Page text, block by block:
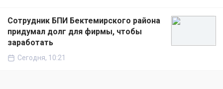
Сотрудник БПИ Бектемирского района
придумал долг для фирмы, чтобы
заработать
Сегодня, 10:21